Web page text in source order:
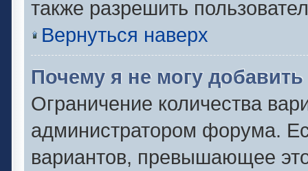
также разрешить
Вернуться наверх
Почему я не могу
Ограничение количества
администратором форума.
вариантов, превышающее